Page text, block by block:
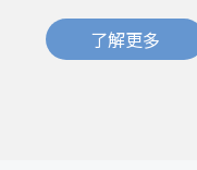
了解更多